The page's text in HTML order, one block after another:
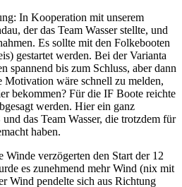
In Kooperation mit unserem
der das Team Wasser stellte, und
Es sollte mit den Folkebooten
gestartet werden. Bei der Varianta
spannend bis zum Schluss, aber dann
Motivation wäre schnell zu melden,
bekommen? Für die IF Boote reichte
werden. Hier ein ganz
das Team Wasser, die trotzdem für
haben.
Winde verzögerten den Start der 12
es zunehmend mehr Wind (nix mit
Wind pendelte sich aus Richtung